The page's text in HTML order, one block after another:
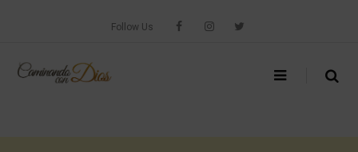
Follow Us